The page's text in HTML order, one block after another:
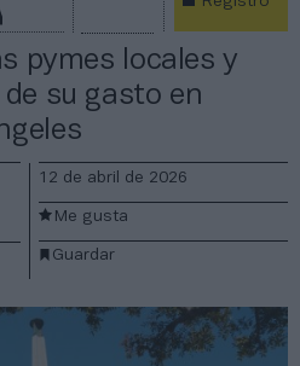
pymes locales y
su gasto en
12 de abril de 2026
Guardar
Me gusta